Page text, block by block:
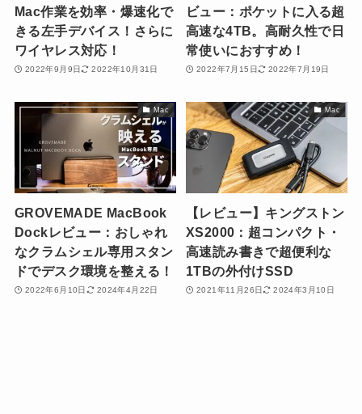
Mac作業を効率・爆速化で
きる左手デバイス！さらに
ワイヤレス対応！
2022年9月9日 2022年10月31日
ビュー：ポケットに入る超
高速な4TB。高耐久性で日
常使いにおすすめ！
2022年7月15日 2022年7月19日
Mac
GROVEMADE MacBook
Dockレビュー：おしゃれ
なクラムシェル専用スタン
ドでデスク環境を整える！
2022年6月10日 2024年4月22日
Mac
【レビュー】キングストン
XS2000：超コンパクト・
高速読み書きで超便利な
1TBの外付けSSD
2021年11月26日 2024年3月10日